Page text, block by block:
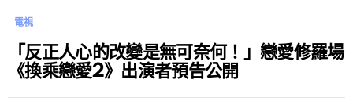
電視
「反正人心的改變是無可奈何！」戀愛修羅場
《換乘戀愛2》出演者預告公開